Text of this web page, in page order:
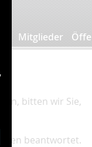
Mitglieder
bitten wir Sie,
beantwortet.